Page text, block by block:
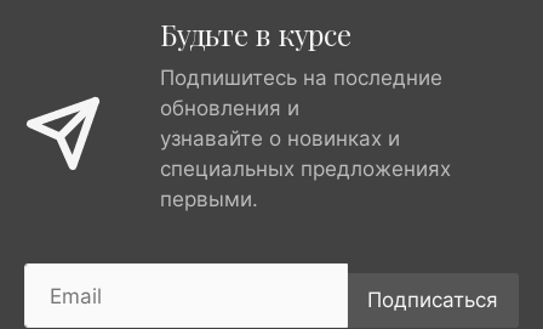
Будьте в курсе
Подпишитесь на последние
обновления и
узнавайте о новинках и
специальных предложениях
первыми.
Подписаться